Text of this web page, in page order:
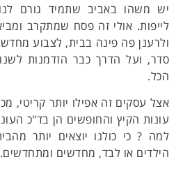
יש משהו באביב שתמיד גורם
לייפות. אולי זה פסח שמתקרב
ולרענן פה פינה בבית, לצבוע
סדר, ועל הדרך כבר הזדמנות
הכל.
אצל עסקים זה אפילו יותר קריטי,
עונות הקיץ והחופשים הן בד"כ
למה ? כי כולנו יוצאים יותר
הילדים או לבד, מחדשים ומתחדשים.